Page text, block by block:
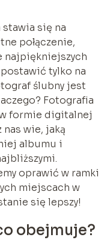
się na
połączenie,
najpiękniejszych
tylko na
ślubny jest
Fotografia
formie digitalnej
nas wie, jaką
albumu i
oprawić w ramki
miejscach w
się lepszy!
obejmuje?